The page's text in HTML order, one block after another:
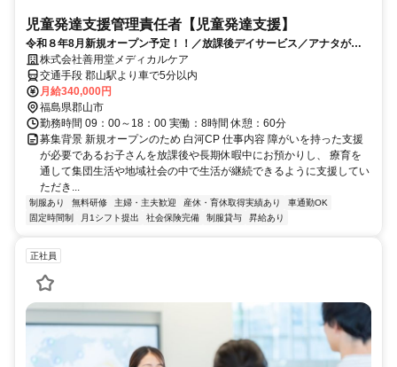
児童発達支援管理責任者【児童発達支援】
令和８年8月新規オープン予定！！／放課後デイサービス／アナタが培
ってきたスキルや経験を子ども達との触れ合いに活かしてみませんか？
集中案件
株式会社善用堂メディカルケア
交通手段 郡山駅より車で5分以内
月給340,000円
福島県郡山市
勤務時間 09：00～18：00 実働：8時間 休憩：60分
募集背景 新規オープンのため 白河CP 仕事内容 障がいを持った支援
が必要であるお子さんを放課後や長期休暇中にお預かりし、 療育を
通して集団生活や地域社会の中で生活が継続できるように支援してい
ただき...
制服あり 無料研修 主婦・主夫歓迎 産休・育休取得実績あり
車通勤OK
固定時間制
月1シフト提出 社会保険完備 制服貸与 昇給あり
正社員